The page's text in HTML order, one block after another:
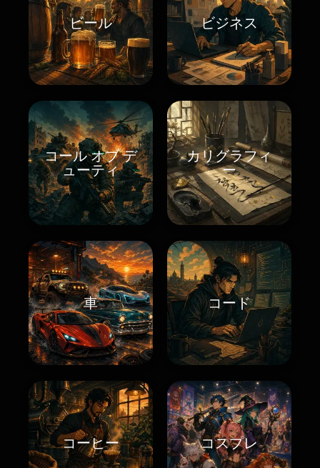
ビール ビジネス
コール オブ デ
ューティ
カリグラフィ
ー
車 コード
コーヒー コスプレ